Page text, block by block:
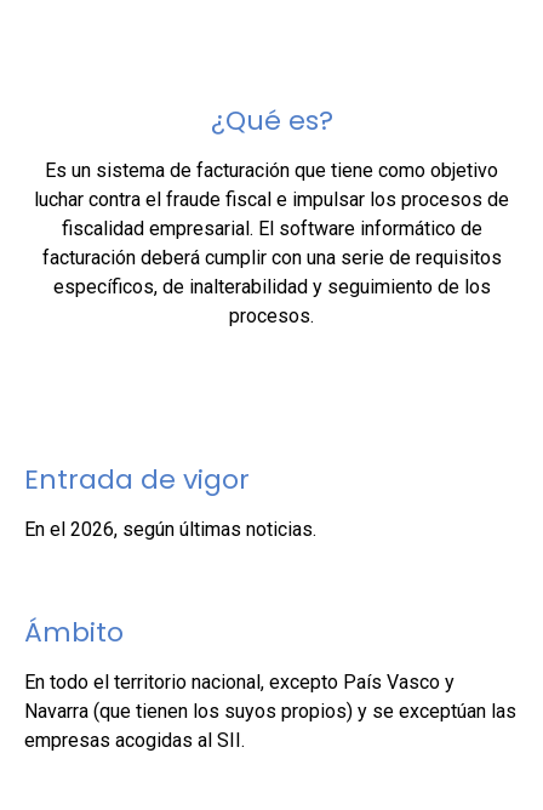
¿Qué es?
Es un sistema de facturación que tiene como objetivo
luchar contra el fraude fiscal e impulsar los procesos de
fiscalidad empresarial. El software informático de
facturación deberá cumplir con una serie de requisitos
específicos, de inalterabilidad y seguimiento de los
procesos.
Entrada de vigor
En el 2026, según últimas noticias.
Ámbito
En todo el territorio nacional, excepto País Vasco y
Navarra (que tienen los suyos propios) y se exceptúan las
empresas acogidas al SII.